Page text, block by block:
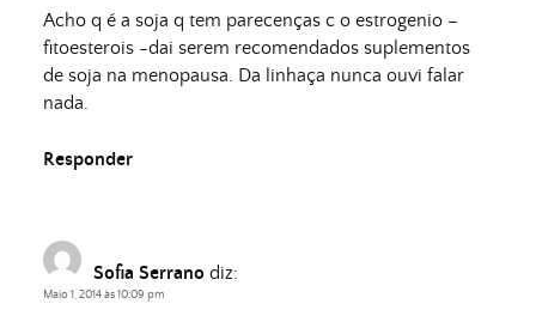
Acho q é a soja q tem parecenças c o estrogenio –
fitoesterois -dai serem recomendados suplementos
de soja na menopausa. Da linhaça nunca ouvi falar
nada.
Responder
Sofia Serrano diz:
Maio 1, 2014 às 10:09 pm